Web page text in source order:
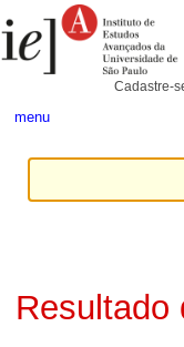
para
conteúdo.
Pessoais
Cadastre-
menu
Resultado